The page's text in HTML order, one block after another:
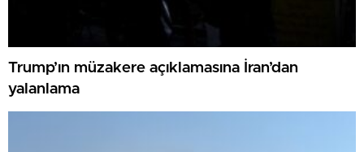
Trump’ın müzakere açıklamasına İran’dan
yalanlama